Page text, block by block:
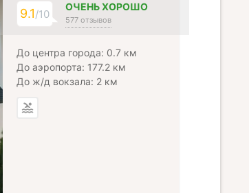
9.1/10
ОЧЕНЬ ХОРОШО
577 отзывов
До центра города: 0.7 км
До аэропорта: 177.2 км
До ж/д вокзала: 2 км